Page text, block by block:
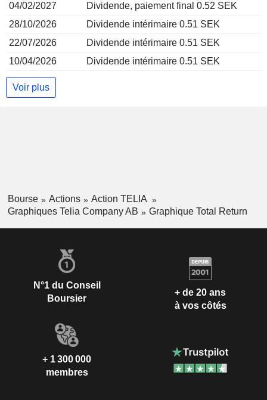
04/02/2027
Dividende, paiement final 0.52 SEK
28/10/2026
Dividende intérimaire 0.51 SEK
22/07/2026
Dividende intérimaire 0.51 SEK
10/04/2026
Dividende intérimaire 0.51 SEK
Voir plus
Bourse Actions
Action TELIA
Graphiques Telia Company AB
Graphique Total Return
N°1 du Conseil
Boursier
+ de 20 ans
à vos côtés
+ 1 300 000
membres